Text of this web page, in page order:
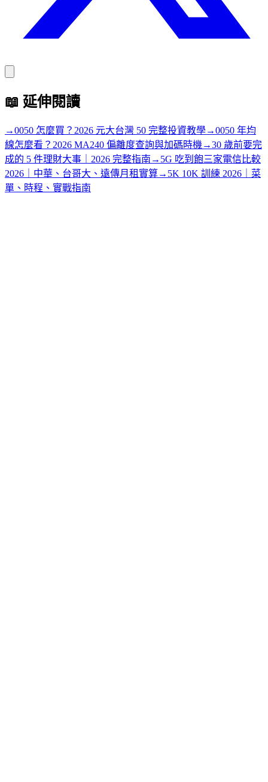
📖 延伸閱讀
→0050 怎麼買？2026 元大台灣 50 完整投資教學→0050 年均
線怎麼看？2026 MA240 偏離度查詢與加碼時機→30 歲前要完
成的 5 件理財大事｜2026 完整指南 → 5G 吃到飽三家電信比較
2026｜中華、台哥大、遠傳月租實算→ 5K 10K 訓練 2026｜菜
單、時程、實戰指南